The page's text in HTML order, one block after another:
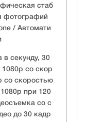
стаб
фотографий
/ Автомати
в секунду, 30
1080p со скор
со скоростью
при 120
со с
до 30 кадр